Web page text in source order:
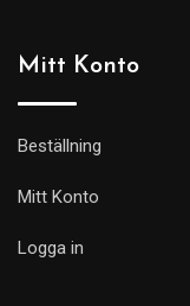
Mitt Konto
Beställning
Mitt Konto
Logga in